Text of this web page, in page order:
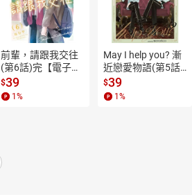
前輩，請跟我交往
(第6話)完【電子
書】
$39
1 %
May I help you? 漸
近戀愛物語(第5話)
【電子書】
$39
1 %